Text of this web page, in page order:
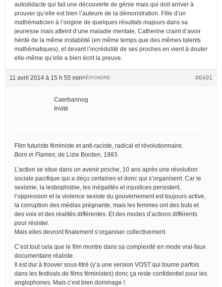
autodidacte qui fait une découverte de génie mais qui doit arriver à
prouver qu’elle est bien l’auteure de la démonstration. Fille d’un
mathématicien à l’origine de quelques résultats majeurs dans sa
jeunesse mais atteint d’une maladie mentale, Catherine craint d’avoir
hérité de la même instabilité (en même temps que des mêmes talents
mathématiques), et devant l’incrédulité de ses proches en vient à douter
elle-même qu’elle a bien écrit la preuve.
11 avril 2014 à 15 h 55 min #6491
RÉPONDRE
Caerbannog
Invité
Film futuriste féministe et anti-raciste, radical et révolutionnaire.
Born in Flames , de Lizie Borden, 1983.
L’action se situe dans un avenir proche, 10 ans après une révolution
sociale pacifique qui a déçu certaines et donc qui s’organisent. Car le
sexisme, la lesbophobie, les inégalités et injustices persistent,
l’oppression et la violence sexiste du gouvernement est toujours active,
la corruption des médias prégnante, mais les femmes ont des buts et
des voix et des réalités différentes. Et des modes d’actions différents
pour résister.
Mais elles devront finalement s’organiser collectivement.
C’est tout cela que le film montre dans sa complexité en mode vrai-faux
documentaire réaliste.
Il est dur à trouver sous-titré (y’a une version VOST qui tourne parfois
dans les festivals de films féministes) donc ça reste confidentiel pour les
anglophones. Mais c’est bien dommage !